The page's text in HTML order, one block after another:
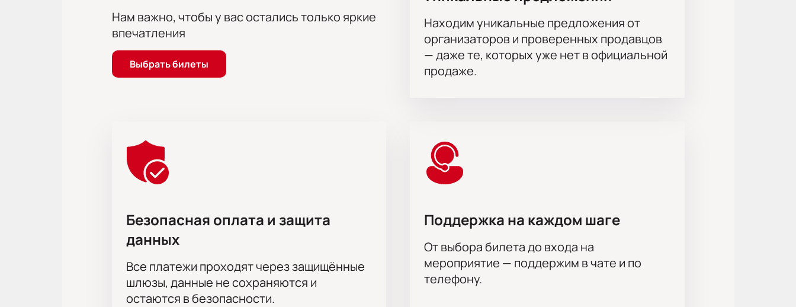
Нам важно, чтобы у вас остались только яркие
впечатления
Выбрать билеты
Находим уникальные предложения от
организаторов и проверенных продавцов
— даже те, которых уже нет в официальной
продаже.
Безопасная оплата и защита
данных
Все платежи проходят через защищённые
шлюзы, данные не сохраняются и
остаются в безопасности.
Поддержка на каждом шаге
От выбора билета до входа на
мероприятие — поддержим в чате и по
телефону.